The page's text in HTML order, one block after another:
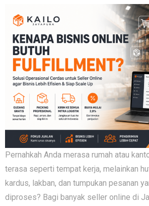
Pernahkah Anda merasa rumah atau
terasa seperti tempat kerja, melainkan
kardus, lakban, dan tumpukan pesanan
diproses? Bagi banyak seller online di